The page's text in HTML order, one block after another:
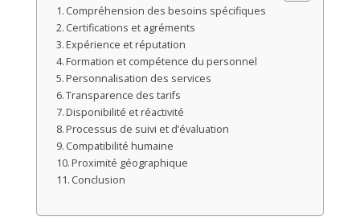
Compréhension des besoins spécifiques
Certifications et agréments
Expérience et réputation
Formation et compétence du personnel
Personnalisation des services
Transparence des tarifs
Disponibilité et réactivité
Processus de suivi et d’évaluation
Compatibilité humaine
Proximité géographique
Conclusion